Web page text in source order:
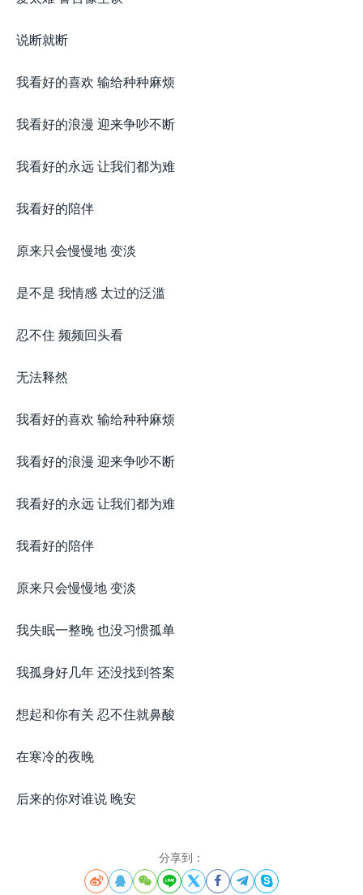
说断就断
我看好的喜欢 输给种种麻烦
我看好的浪漫 迎来争吵不断
我看好的永远 让我们都为难
我看好的陪伴
原来只会慢慢地 变淡
是不是 我情感 太过的泛滥
忍不住 频频回头看
无法释然
我看好的喜欢 输给种种麻烦
我看好的浪漫 迎来争吵不断
我看好的永远 让我们都为难
我看好的陪伴
原来只会慢慢地 变淡
我失眠一整晚 也没习惯孤单
我孤身好几年 还没找到答案
想起和你有关 忍不住就鼻酸
在寒冷的夜晚
后来的你对谁说 晚安
分享到：
       